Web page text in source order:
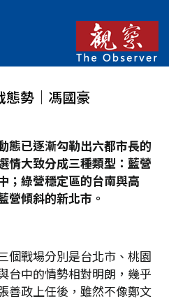
態勢│馮國豪
態已逐漸勾勒出六都市長的
情大致分成三種類型：藍營
；綠營穩定區的台南與高
營傾斜的新北市。
個戰場分別是台北市、桃園
台中的情勢相對明朗，幾乎
善政上任後，雖然不像鄭文